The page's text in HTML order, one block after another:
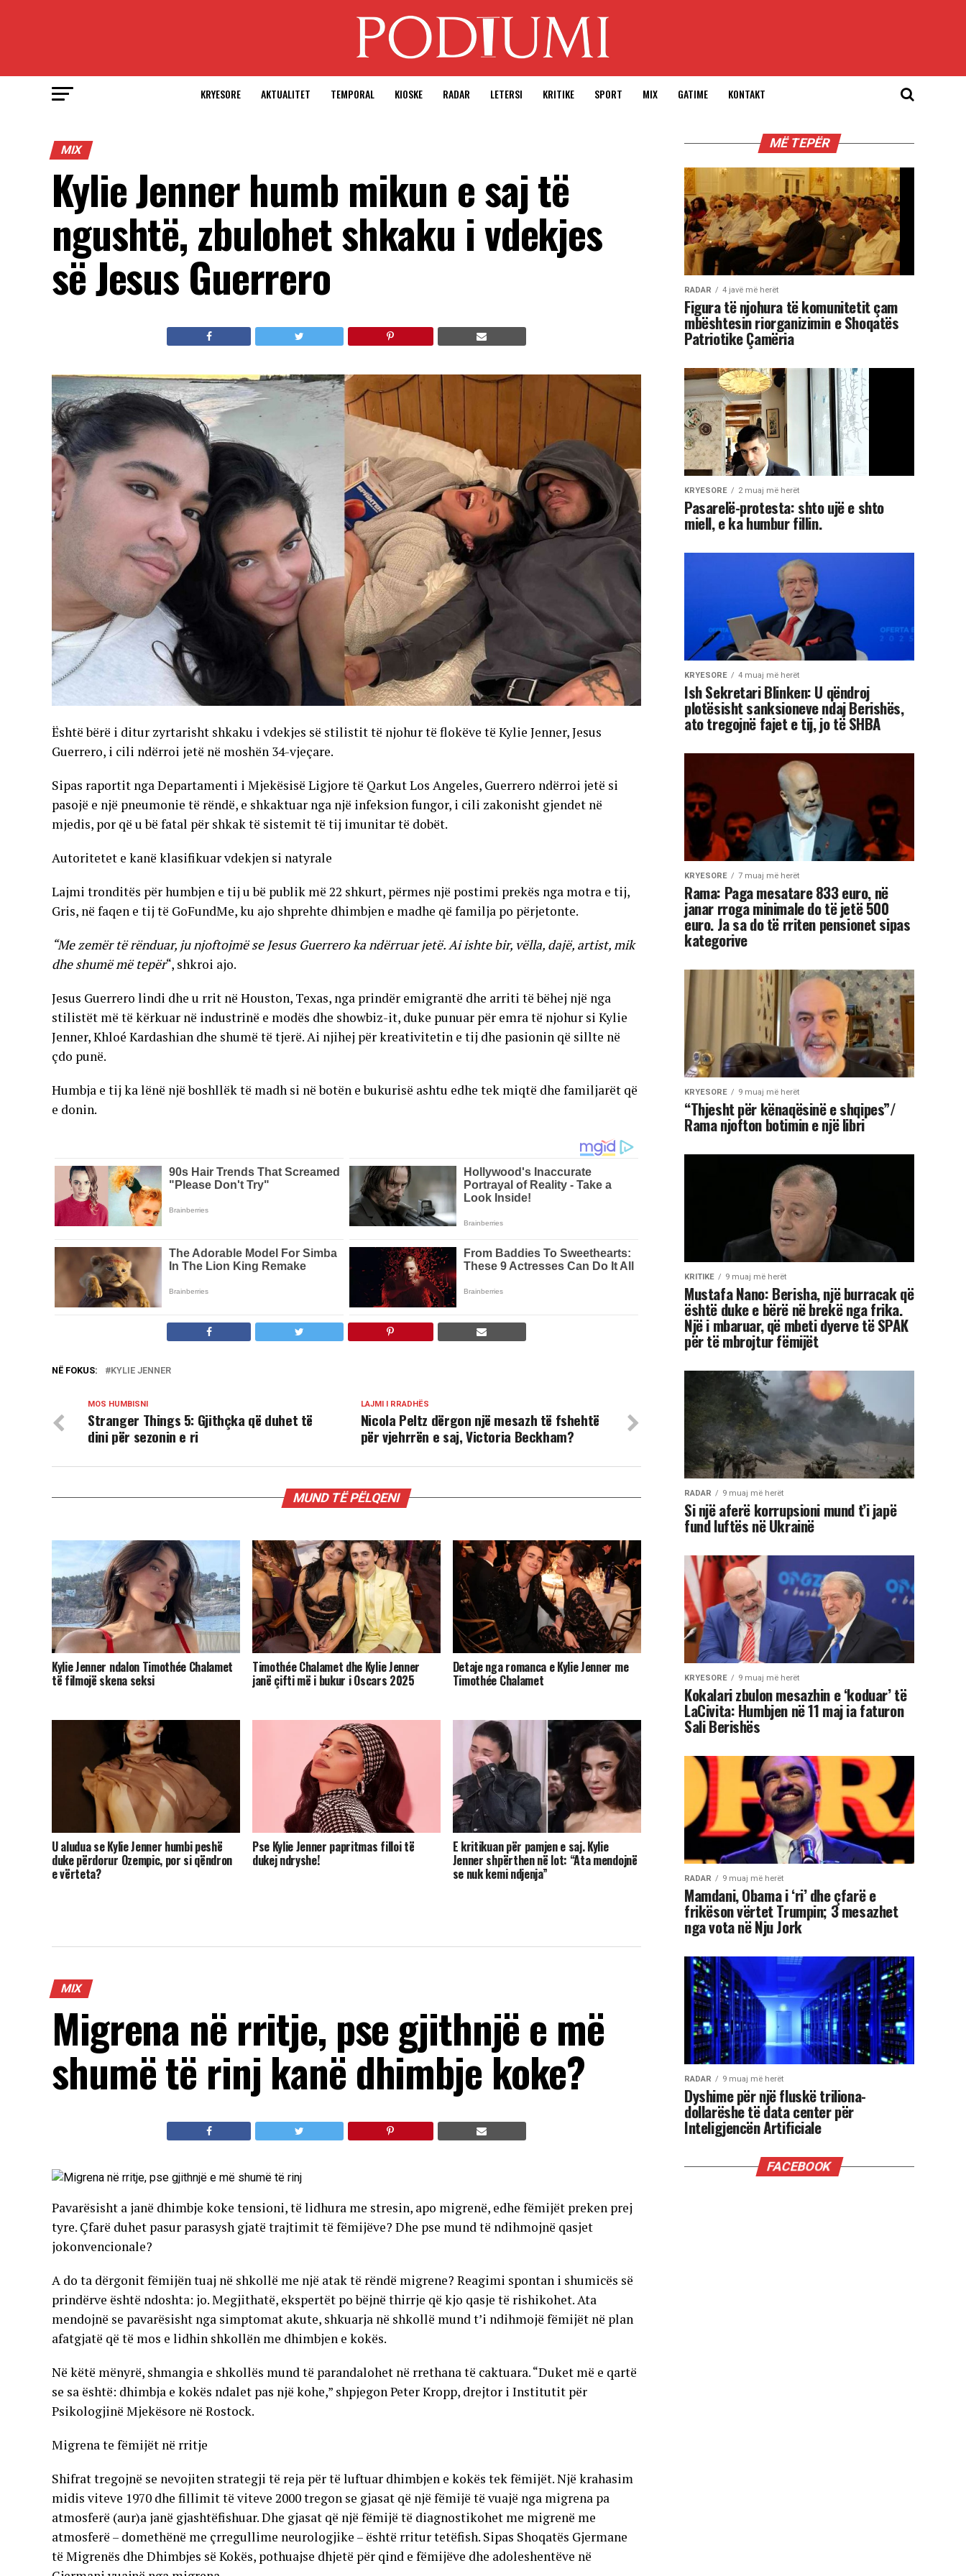
KRYESORE AKTUALITET TEMPORAL KIOSKE RADAR LETERSI KRITIKE SPORT MIX GATIME KONTAKT
MIX
Kylie Jenner humb mikun e saj të
ngushtë, zbulohet shkaku i vdekjes
së Jesus Guerrero
Është bërë i ditur zyrtarisht shkaku i vdekjes së stilistit të njohur të flokëve të Kylie Jenner, Jesus
Guerrero, i cili ndërroi jetë në moshën 34-vjeçare.
Sipas raportit nga Departamenti i Mjekësisë Ligjore të Qarkut Los Angeles, Guerrero ndërroi jetë si
pasojë e një pneumonie të rëndë, e shkaktuar nga një infeksion fungor, i cili zakonisht gjendet në
mjedis, por që u bë fatal për shkak të sistemit të tij imunitar të dobët.
Autoritetet e kanë klasifikuar vdekjen si natyrale
Lajmi tronditës për humbjen e tij u bë publik më 22 shkurt, përmes një postimi prekës nga motra e tij,
Gris, në faqen e tij të GoFundMe, ku ajo shprehte dhimbjen e madhe që familja po përjetonte.
“Me zemër të rënduar, ju njoftojmë se Jesus Guerrero ka ndërruar jetë. Ai ishte bir, vëlla, dajë, artist, mik
dhe shumë më tepër“, shkroi ajo.
Jesus Guerrero lindi dhe u rrit në Houston, Texas, nga prindër emigrantë dhe arriti të bëhej një nga
stilistët më të kërkuar në industrinë e modës dhe showbiz-it, duke punuar për emra të njohur si Kylie
Jenner, Khloé Kardashian dhe shumë të tjerë. Ai njihej për kreativitetin e tij dhe pasionin që sillte në
çdo punë.
Humbja e tij ka lënë një boshllëk të madh si në botën e bukurisë ashtu edhe tek miqtë dhe familjarët që
e donin.
NË FOKUS: KYLIE JENNER
LAJMI I RRADHËS
Nicola Peltz dërgon një mesazh të fshehtë
për vjehrrën e saj, Victoria Beckham?
MOS HUMBISNI
Stranger Things 5: Gjithçka që duhet të
dini për sezonin e ri
MUND TË PËLQENI
Kylie Jenner ndalon Timothée Chalamet
të filmojë skena seksi
Timothée Chalamet dhe Kylie Jenner
janë çifti më i bukur i Oscars 2025
Detaje nga romanca e Kylie Jenner me
Timothée Chalamet
U aludua se Kylie Jenner humbi peshë
duke përdorur Ozempic, por si qëndron
e vërteta?
Pse Kylie Jenner papritmas filloi të
dukej ndryshe!
E kritikuan për pamjen e saj. Kylie
Jenner shpërthen në lot: “Ata mendojnë
se nuk kemi ndjenja”
MIX
Migrena në rritje, pse gjithnjë e më
shumë të rinj kanë dhimbje koke?
Pavarësisht a janë dhimbje koke tensioni, të lidhura me stresin, apo migrenë, edhe fëmijët preken prej
tyre. Çfarë duhet pasur parasysh gjatë trajtimit të fëmijëve? Dhe pse mund të ndihmojnë qasjet
jokonvencionale?
A do ta dërgonit fëmijën tuaj në shkollë me një atak të rëndë migrene? Reagimi spontan i shumicës së
prindërve është ndoshta: jo. Megjithatë, ekspertët po bëjnë thirrje që kjo qasje të rishikohet. Ata
mendojnë se pavarësisht nga simptomat akute, shkuarja në shkollë mund t’i ndihmojë fëmijët në plan
afatgjatë që të mos e lidhin shkollën me dhimbjen e kokës.
Në këtë mënyrë, shmangia e shkollës mund të parandalohet në rrethana të caktuara. “Duket më e qartë
se sa është: dhimbja e kokës ndalet pas një kohe,” shpjegon Peter Kropp, drejtor i Institutit për
Psikologjinë Mjekësore në Rostock.
Migrena te fëmijët në rritje
Shifrat tregojnë se nevojiten strategji të reja për të luftuar dhimbjen e kokës tek fëmijët. Një krahasim
midis viteve 1970 dhe fillimit të viteve 2000 tregon se gjasat që një fëmijë të vuajë nga migrena pa
atmosferë (aur)a janë gjashtëfishuar. Dhe gjasat që një fëmijë të diagnostikohet me migrenë me
atmosferë – domethënë me çrregullime neurologjike – është rritur tetëfish. Sipas Shoqatës Gjermane
të Migrenës dhe Dhimbjes së Kokës, pothuajse dhjetë për qind e fëmijëve dhe adoleshentëve në
MË TEPËR
RADAR 4 javë më herët
Figura të njohura të komunitetit çam
mbështesin riorganizimin e Shoqatës
Patriotike Çamëria
KRYESORE 2 muaj më herët
Pasarelë-protesta: shto ujë e shto
miell, e ka humbur fillin.
KRYESORE 4 muaj më herët
Ish Sekretari Blinken: U qëndroj
plotësisht sanksioneve ndaj Berishës,
ato tregojnë fajet e tij, jo të SHBA
KRYESORE 7 muaj më herët
Rama: Paga mesatare 833 euro, në
janar rroga minimale do të jetë 500
euro. Ja sa do të rriten pensionet sipas
kategorive
KRYESORE 9 muaj më herët
“Thjesht për kënaqësinë e shqipes”/
Rama njofton botimin e një libri
KRITIKE 9 muaj më herët
Mustafa Nano: Berisha, një burracak që
është duke e bërë në brekë nga frika.
Një i mbaruar, që mbeti dyerve të SPAK
për të mbrojtur fëmijët
RADAR 9 muaj më herët
Si një aferë korrupsioni mund t’i japë
fund luftës në Ukrainë
KRYESORE 9 muaj më herët
Kokalari zbulon mesazhin e ‘koduar’ të
LaCivita: Humbjen në 11 maj ia faturon
Sali Berishës
RADAR 9 muaj më herët
Mamdani, Obama i ‘ri’ dhe çfarë e
frikëson vërtet Trumpin; 3 mesazhet
nga vota në Nju Jork
RADAR 9 muaj më herët
Dyshime për një fluskë triliona-
dollarëshe të data center për
Inteligjencën Artificiale
FACEBOOK